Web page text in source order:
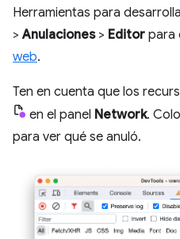
Herramientas para
>Anulaciones> Editor para
web.
Ten en cuenta que los
en el panel Network.
para ver qué se anuló.